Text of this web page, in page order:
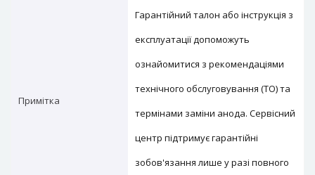
Примітка
Гарантійний талон або інструкція з
експлуатації допоможуть
ознайомитися з рекомендаціями
технічного обслуговування (ТО) та
термінами заміни анода. Сервісний
центр підтримує гарантійні
зобов'язання лише у разі повного